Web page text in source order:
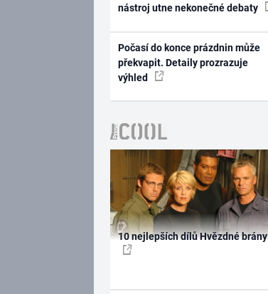
nástroj utne nekonečné debaty
Počasí do konce prázdnin může
překvapit. Detaily prozrazuje
výhled
10 nejlepších dílů Hvězdné brány